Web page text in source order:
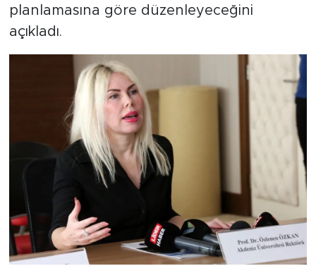
planlamasına göre düzenleyeceğini
açıkladı.